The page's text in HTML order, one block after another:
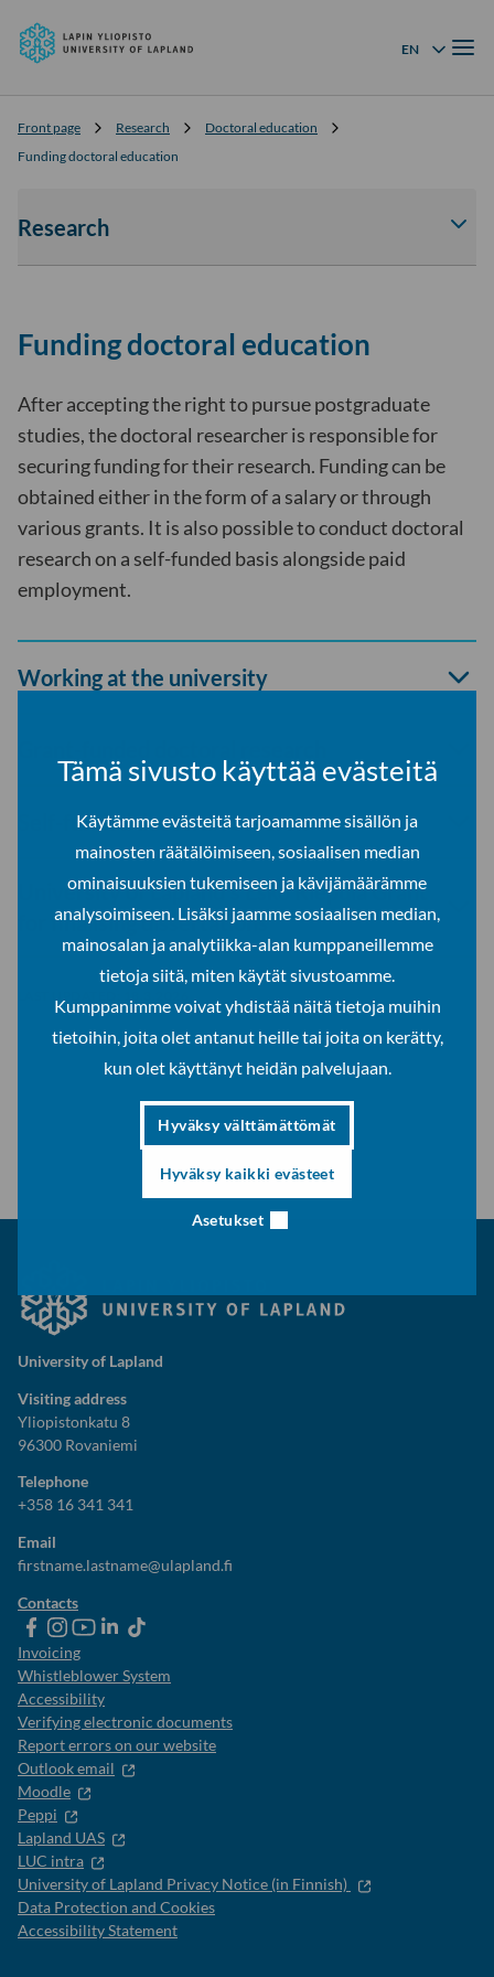
Tämä sivusto käyttää evästeitä
Käytämme evästeitä tarjoamamme sisällön ja
mainosten räätälöimiseen, sosiaalisen median
ominaisuuksien tukemiseen ja kävijämäärämme
analysoimiseen. Lisäksi jaamme sosiaalisen median,
mainosalan ja analytiikka-alan kumppaneillemme
tietoja siitä, miten käytät sivustoamme.
Kumppanimme voivat yhdistää näitä tietoja muihin
tietoihin, joita olet antanut heille tai joita on kerätty,
kun olet käyttänyt heidän palvelujaan.
Hyväksy välttämättömät
Hyväksy kaikki evästeet
Asetukset
Skip to
content ↓
of
EN
Language menu
Menu
Front page Research
Doctoral education
Funding doctoral education
Research
tai
Funding doctoral education
After accepting the right to pursue postgraduate
studies, the doctoral researcher is responsible for
securing funding for their research. Funding can be
obtained either in the form of a salary or through
various grants. It is also possible to conduct doctoral
research on a self-funded basis alongside paid
employment.
Working at the university
Open
Self-funded doctoral research
University of Lapland's Esko Riepula Grant
for finalising dissertations
University of Lapland
Visiting address
Yliopistonkatu 8
96300 Rovaniemi
Telephone
+358 16 341 341
Email
firstname.lastname@ulapland.fi
Contacts
ulapland
universityoflapland
ulaplandUniversity
Lapland
ulapland
Invoicing
Whistleblower System
Accessibility
Verifying electronic documents
Report errors on our website
Outlook email
Moodle
Peppi
Lapland UAS
LUC intra
University of Lapland Privacy Notice (in Finnish)
Data Protection and Cookies
Accessibility Statement